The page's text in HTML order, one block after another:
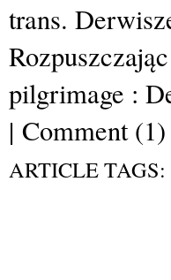
trans.
pilgrimage :
| Comment (1)
ARTICLE TAGS: